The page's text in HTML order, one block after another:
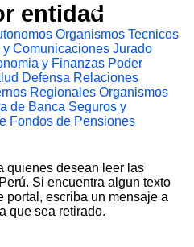
entidad
Organismos Tecnicos
y Comunicaciones Jurado
y Finanzas Poder
Defensa Relaciones
Regionales Organismos
de Banca Seguros y
Fondos de Pensiones
quienes desean leer las
Si encuentra algun texto
portal, escriba un mensaje a
que sea retirado.